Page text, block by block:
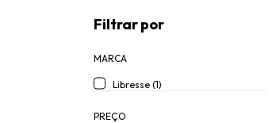
Filtrar por
MARCA
Libresse (1)
PREÇO